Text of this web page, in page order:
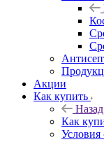
Акции
Как купить
Назад
Как
Условия